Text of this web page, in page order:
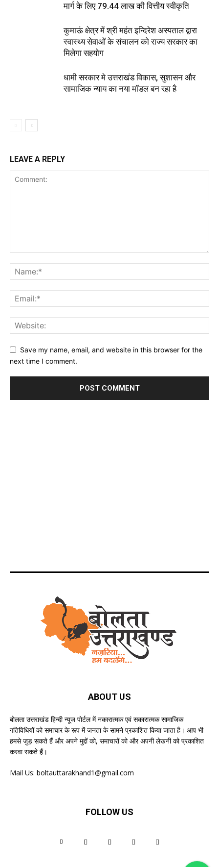
मार्ग के लिए ₹79.44 लाख की वित्तीय स्वीकृति
कुमाऊं क्षेत्र में श्री महंत इन्दिरेश अस्पताल द्वारा
स्वास्थ्य सेवाओं के संचालन को राज्य सरकार का
मिलेगा सहयोग
धामी सरकार मे उत्तराखंड विकास, सुशासन और
सामाजिक न्याय का नया मॉडल बन रहा है
LEAVE A REPLY
Save my name, email, and website in this browser for the
next time I comment.
ABOUT US
बोलता उत्तराखंड हिन्दी न्यूज पोर्टल में नकारात्मक एवं सकारात्मक सामाजिक
गतिविधियों को समाचार के रूप में जनता के सामने प्रकाशित किया जाता है। आप भी
हमसे जुड़ सकते हैं और अपने मुद्दों को, समाचारों को और अपनी लेखनी को प्रकाशित
करवा सकते हैं।
Mail Us: boltauttarakhand1@gmail.com
FOLLOW US